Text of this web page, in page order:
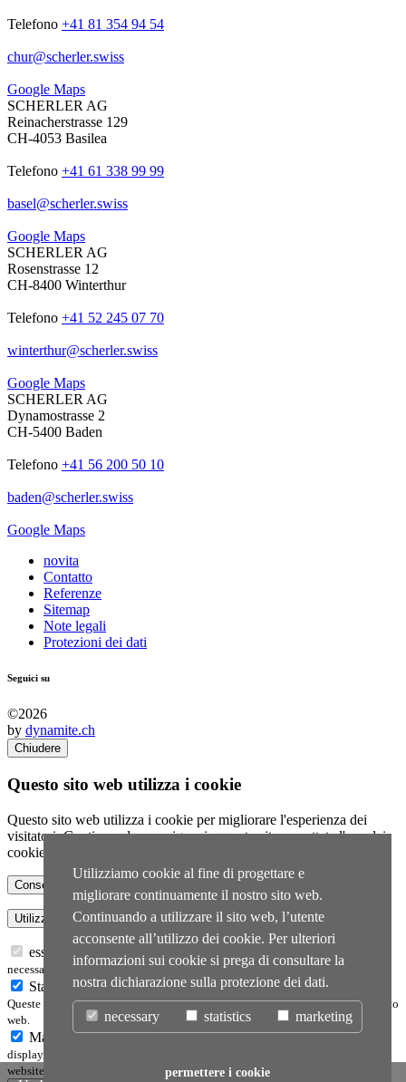
Utilizziamo cookie al fine di progettare e
migliorare continuamente il nostro sito web.
Continuando a utilizzare il sito web, l’utente
acconsente all’utilizzo dei cookie. Per ulteriori
informazioni sui cookie si prega di consultare la
nostra dichiarazione sulla protezione dei dati.
necessary statistics marketing
permettere i cookie
Telefono +41 81 354 94 54
chur@scherler.swiss
Google Maps
SCHERLER AG
Reinacherstrasse 129
CH-4053 Basilea
Telefono +41 61 338 99 99
basel@scherler.swiss
Google Maps
SCHERLER AG
Rosenstrasse 12
CH-8400 Winterthur
Telefono +41 52 245 07 70
winterthur@scherler.swiss
Google Maps
SCHERLER AG
Dynamostrasse 2
CH-5400 Baden
Telefono +41 56 200 50 10
baden@scherler.swiss
Google Maps
novita
Contatto
Referenze
Sitemap
Note legali
Protezioni dei dati
Seguici su
©2026
by dynamite.ch
Chiudere
Questo sito web utilizza i cookie
Questo sito web utilizza i cookie per migliorare l'esperienza dei
visitatori. Continuando a navigare in questo sito, accettate l'uso dei
cookie.
essenziale I cookie essenziali abilitano le funzioni di base e sono
necessari per il corretto funzionamento del sito web.
StatisticaI cookie statistici raccolgono informazioni in forma anonima.
Queste informazioni ci aiutano a capire come i visitatori utilizzano il nostro sito
web.
Marketing
display personalized advertisements. They do this by tracking visitors across
websites.